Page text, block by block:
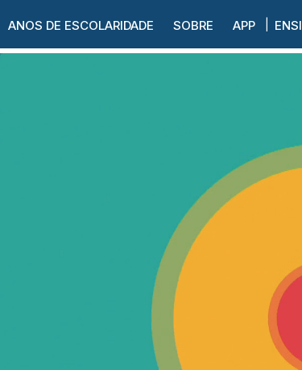
ANOS DE ESCOLARIDADE SOBRE APP